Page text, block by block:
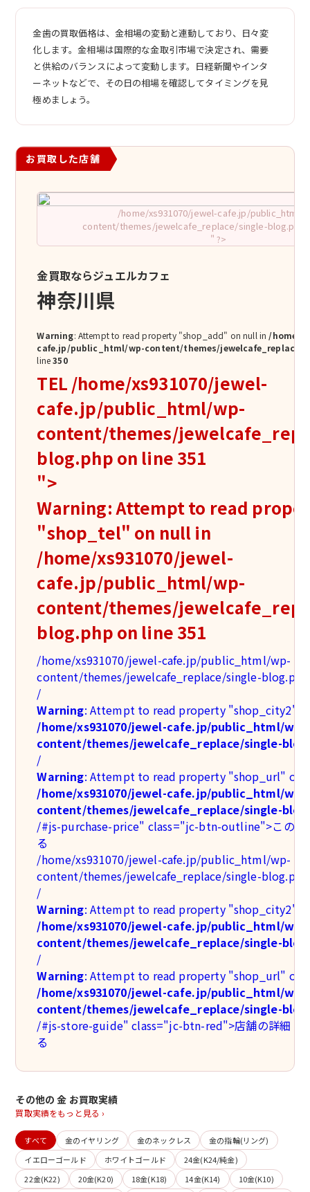
金歯の買取価格は、金相場の変動と連動しており、日々変
化します。金相場は国際的な金取引市場で決定され、需要
と供給のバランスによって変動します。日経新聞やインタ
ーネットなどで、その日の相場を確認してタイミングを見
極めましょう。
お買取した店舗
/home/xs931070/jewel-cafe.jp/public_html/
content/themes/jewelcafe_replace/single-blog.php
" ?>
金買取ならジュエルカフェ
神奈川県
Warning: Attempt to read property "shop_add" on null in/home/
cafe.jp/public_html/wp-content/themes/jewelcafe_replace/
line350
TEL /home/xs931070/jewel-
cafe.jp/public_html/wp-
content/themes/
blog.php on line 351
">
Warning: Attempt to read
"shop_tel" on null in
/home/xs931070/jewel-
cafe.jp/public_html/wp-
content/themes/
blog.php on line 351
/home/xs931070/jewel-cafe.jp/public_html/wp-
content/themes/jewelcafe_replace/single-
/
Warning: Attempt to read property "shop_city2"
/home/xs931070/jewel-cafe.jp/public_html/wp-
content/themes/jewelcafe_replace/single-
/
Warning: Attempt to read property "shop_url" on
/home/xs931070/jewel-cafe.jp/public_html/wp-
content/themes/jewelcafe_replace/single-
/#js-purchase-price" class="jc-btn-outline">この店
る
/home/xs931070/jewel-cafe.jp/public_html/wp-
content/themes/jewelcafe_replace/single-
/
Warning: Attempt to read property "shop_city2"
/home/xs931070/jewel-cafe.jp/public_html/wp-
content/themes/jewelcafe_replace/single-
/
Warning: Attempt to read property "shop_url" on
/home/xs931070/jewel-cafe.jp/public_html/wp-
content/themes/jewelcafe_replace/single-
/#js-store-guide" class="jc-btn-red">店舗の詳細・
る
その他の 金 お買取実績
買取実績をもっと見る ›
すべて 金のイヤリング 金のネックレス
金の指輪(リング)
イエローゴールド
ホワイトゴールド
24金(K24/純金)
22金(K22)
20金(K20) 18金(K18) 14金(K14) 10金(K10)